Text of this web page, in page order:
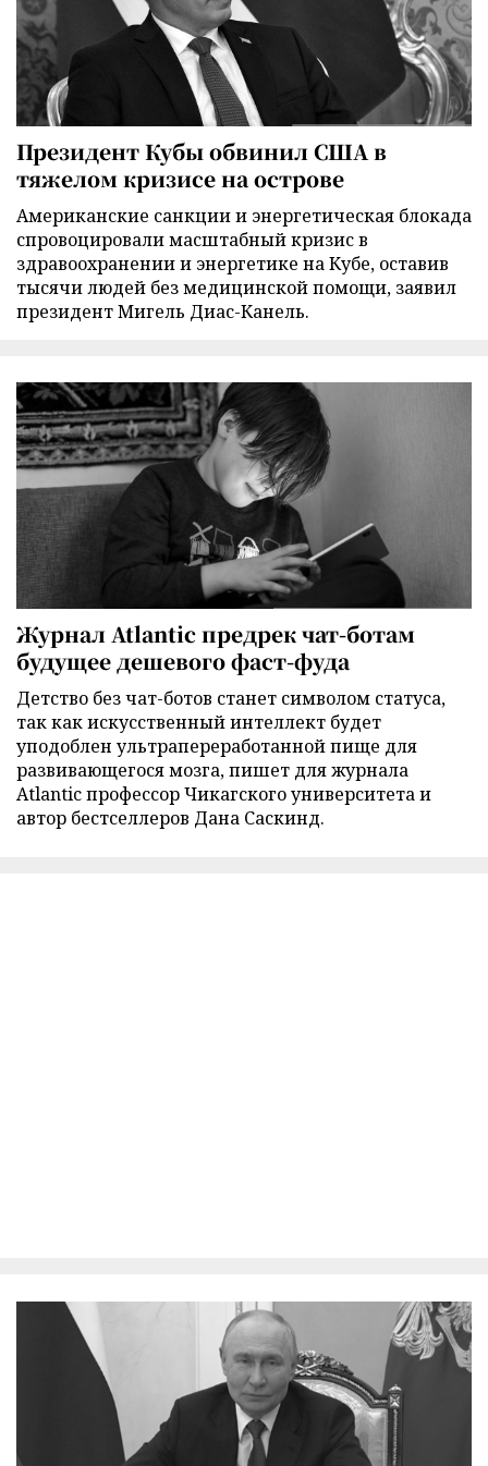
Президент Кубы обвинил США в
тяжелом кризисе на острове
Американские санкции и энергетическая блокада
спровоцировали масштабный кризис в
здравоохранении и энергетике на Кубе, оставив
тысячи людей без медицинской помощи, заявил
президент Мигель Диас-Канель.
Журнал Atlantic предрек чат-ботам
будущее дешевого фаст-фуда
Детство без чат-ботов станет символом статуса,
так как искусственный интеллект будет
уподоблен ультрапереработанной пище для
развивающегося мозга, пишет для журнала
Atlantic профессор Чикагского университета и
автор бестселлеров Дана Саскинд.